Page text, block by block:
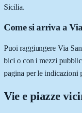
Sicilia.
Come si arriva a
Puoi raggiungere Via
bici o con i mezzi
pagina per le indicazioni
Vie e piazze